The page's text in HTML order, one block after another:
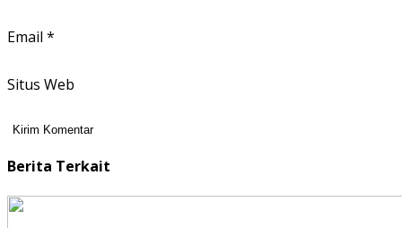
Email *
Situs Web
Berita Terkait